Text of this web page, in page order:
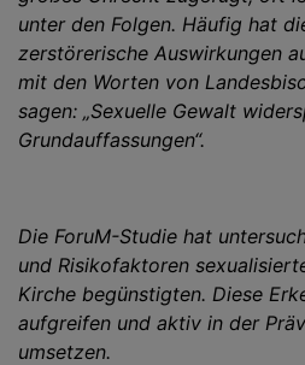
unter den Folgen. Häufig hat
zerstörerische Auswirkungen
mit den Worten von
sagen: „Sexuelle Gewalt
Grundauffassungen“.
Die ForuM-Studie hat
und Risikofaktoren
Kirche begünstigten. Diese
aufgreifen und aktiv in der
umsetzen.